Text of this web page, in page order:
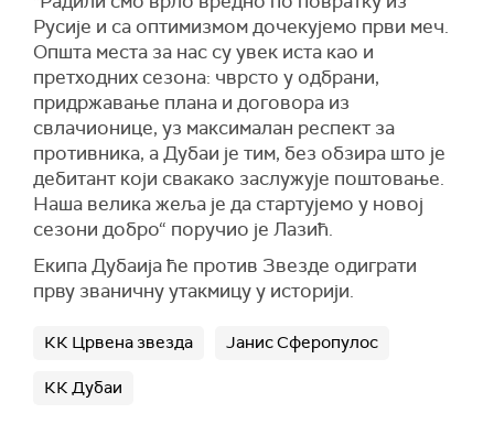
Русије и са оптимизмом дочекујемо први меч.
Општа места за нас су увек иста као и
претходних сезона: чврсто у одбрани,
придржавање плана и договора из
свлачионице, уз максималан респект за
противника, а Дубаи је тим, без обзира што је
дебитант који свакако заслужује поштовање.
Наша велика жеља је да стартујемо у новој
сезони добро“ поручио је Лазић.
Екипа Дубаија ће против Звезде одиграти
прву званичну утакмицу у историји.
КК Црвена звезда Јанис Сферопулос
КК Дубаи